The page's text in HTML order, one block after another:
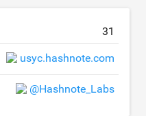
31
usyc.hashnote.com
@Hashnote_Labs